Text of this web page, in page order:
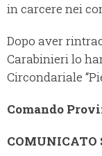
in carcere nei
Dopo aver
Carabinieri lo
Circondariale
Comando
COMUNICATO